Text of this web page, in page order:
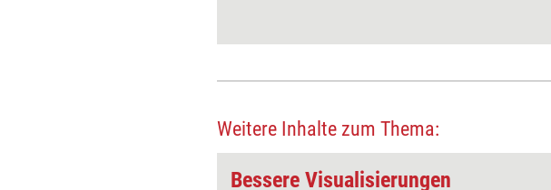
Weitere Inhalte zum Thema:
Bessere Visualisierungen